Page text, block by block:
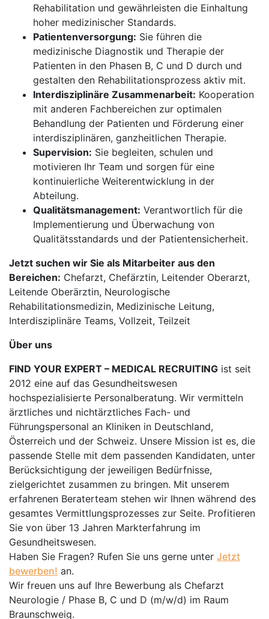
Rehabilitation und gewährleisten die Einhaltung
hoher medizinischer Standards.
Patientenversorgung: Sie führen die
medizinische Diagnostik und Therapie der
Patienten in den Phasen B, C und D durch und
gestalten den Rehabilitationsprozess aktiv mit.
Interdisziplinäre Zusammenarbeit: Kooperation
mit anderen Fachbereichen zur optimalen
Behandlung der Patienten und Förderung einer
interdisziplinären, ganzheitlichen Therapie.
Supervision: Sie begleiten, schulen und
motivieren Ihr Team und sorgen für eine
kontinuierliche Weiterentwicklung in der
Abteilung.
Qualitätsmanagement: Verantwortlich für die
Implementierung und Überwachung von
Qualitätsstandards und der Patientensicherheit.
Jetzt suchen wir Sie als Mitarbeiter aus den
Bereichen: Chefarzt, Chefärztin, Leitender Oberarzt,
Leitende Oberärztin, Neurologische
Rehabilitationsmedizin, Medizinische Leitung,
Interdisziplinäre Teams, Vollzeit, Teilzeit
Über uns
FIND YOUR EXPERT – MEDICAL RECRUITING ist seit
2012 eine auf das Gesundheitswesen
hochspezialisierte Personalberatung. Wir vermitteln
ärztliches und nichtärztliches Fach- und
Führungspersonal an Kliniken in Deutschland,
Österreich und der Schweiz. Unsere Mission ist es, die
passende Stelle mit dem passenden Kandidaten, unter
Berücksichtigung der jeweiligen Bedürfnisse,
zielgerichtet zusammen zu bringen. Mit unserem
erfahrenen Beraterteam stehen wir Ihnen während des
gesamtes Vermittlungsprozesses zur Seite. Profitieren
Sie von über 13 Jahren Markterfahrung im
Gesundheitswesen.
Haben Sie Fragen? Rufen Sie uns gerne unter Jetzt
bewerben! an.
Wir freuen uns auf Ihre Bewerbung als Chefarzt
Neurologie / Phase B, C und D (m/w/d) im Raum
Braunschweig.